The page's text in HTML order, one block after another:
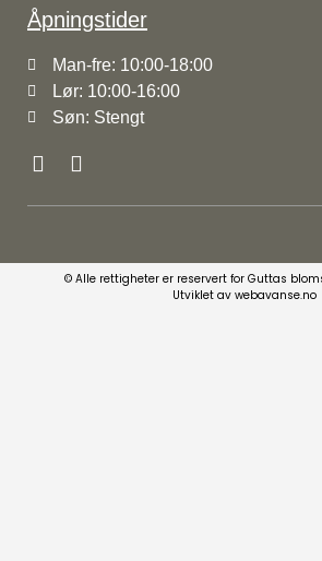
Åpningstider
Man-fre: 10:00-18:00
Lør: 10:00-16:00
Søn: Stengt
© Alle rettigheter er reservert for Guttas
Utviklet av webavanse.no